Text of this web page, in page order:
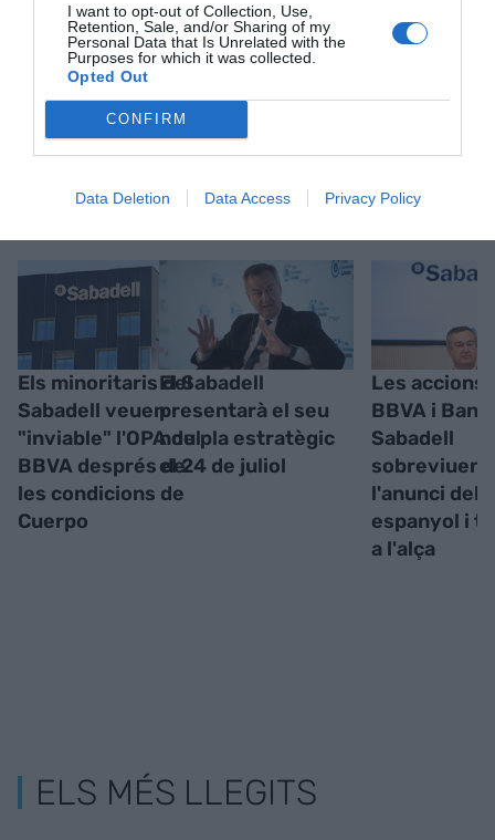
I want to opt-out of Collection, Use,
Retention, Sale, and/or Sharing of my
Personal Data that Is Unrelated with the
Purposes for which it was collected.
Opted Out
CONFIRM
Data Deletion Data Access Privacy Policy
RELACIONADES
Els minoritaris del
Sabadell veuen
"inviable" l'OPA del
BBVA després de
les condicions de
Cuerpo
El Sabadell
presentarà el seu
nou pla estratègic
el 24 de juliol
Les accions
BBVA i Banc
Sabadell
sobreviuen
l'anunci del
espanyol i
a l'alça
ELS MÉS LLEGITS